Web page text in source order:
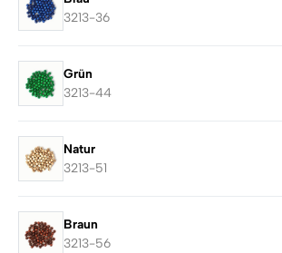
3213-36
Grün
3213-44
Natur
3213-51
Braun
3213-56